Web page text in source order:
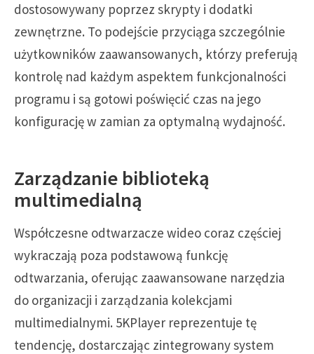
dostosowywany poprzez skrypty i dodatki
zewnętrzne. To podejście przyciąga szczególnie
użytkowników zaawansowanych, którzy preferują
kontrolę nad każdym aspektem funkcjonalności
programu i są gotowi poświęcić czas na jego
konfigurację w zamian za optymalną wydajność.
Zarządzanie biblioteką
multimedialną
Współczesne odtwarzacze wideo coraz częściej
wykraczają poza podstawową funkcję
odtwarzania, oferując zaawansowane narzędzia
do organizacji i zarządzania kolekcjami
multimedialnymi. 5KPlayer reprezentuje tę
tendencję, dostarczając zintegrowany system